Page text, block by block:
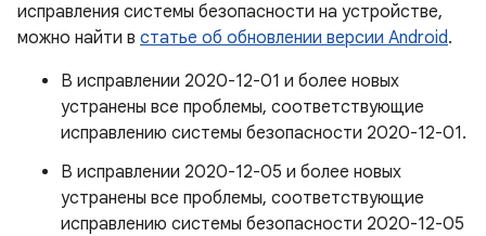
исправления системы безопасности на устройстве,
можно найти в статье об обновлении версии Android.
В исправлении 2020-12-01 и более новых
устранены все проблемы, соответствующие
исправлению системы безопасности 2020-12-01.
В исправлении 2020-12-05 и более новых
устранены все проблемы, соответствующие
исправлению системы безопасности 2020-12-05